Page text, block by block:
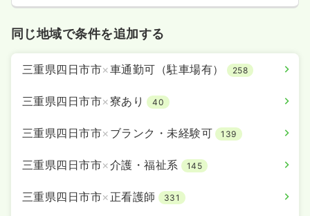
同じ地域で条件を追加する
三重県四日市市×車通勤可（駐車場有） 258
三重県四日市市×寮あり 40
三重県四日市市× ブランク・未経験可 139
三重県四日市市×介護・福祉系 145
三重県四日市市× 正看護師 331